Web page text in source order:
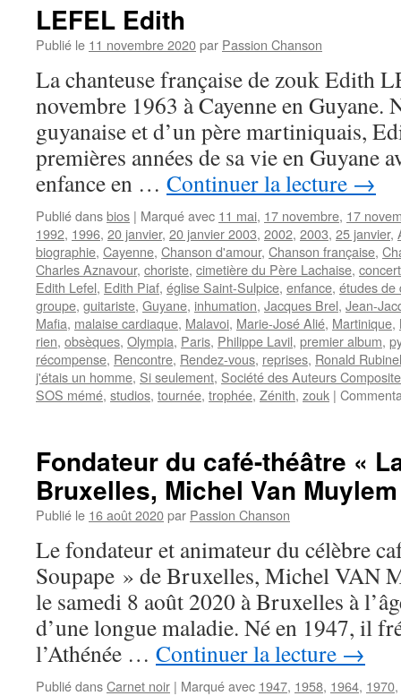
LEFEL Edith
Publié le 11 novembre 2020par Passion Chanson
La chanteuse française de zouk Edith
novembre 1963 à Cayenne en Guyane.
guyanaise et d’un père martiniquais,
premières années de sa vie en Guyane
enfance en … Continuer la lecture →
Publié dansbios | Marqué avec 11 mai, 17 novembre, 17
1992, 1996, 20 janvier, 20 janvier 2003, 2002, 2003, 25 janvier,
biographie, Cayenne, Chanson d'amour, Chanson française,
Charles Aznavour, choriste, cimetière du Père Lachaise,
Edith Lefel, Edith Piaf, église Saint-Sulpice, enfance, études de
groupe, guitariste, Guyane, inhumation, Jacques Brel, Jean-
Mafia, malaise cardiaque, Malavoi, Marie-José Alié, Martinique,
rien, obsèques, Olympia, Paris, Philippe Lavil, premier album,
récompense, Rencontre, Rendez-vous, reprises, Ronald Rubinel
j'étais un homme, Si seulement, Société des Auteurs
SOS mémé, studios, tournée, trophée, Zénith, zouk |
Fondateur du café-théâtre «
Bruxelles, Michel Van
Publié le 16 août 2020par Passion Chanson
Le fondateur et animateur du célèbre
Soupape » de Bruxelles, Michel VAN
le samedi 8 août 2020 à Bruxelles à
d’une longue maladie. Né en 1947, il
l’Athénée … Continuer la lecture →
Publié dansCarnet noir | Marqué avec 1947, 1958, 1964, 1970,